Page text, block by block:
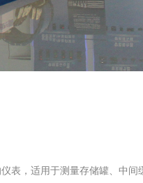
表，适用于测量存储罐、中间